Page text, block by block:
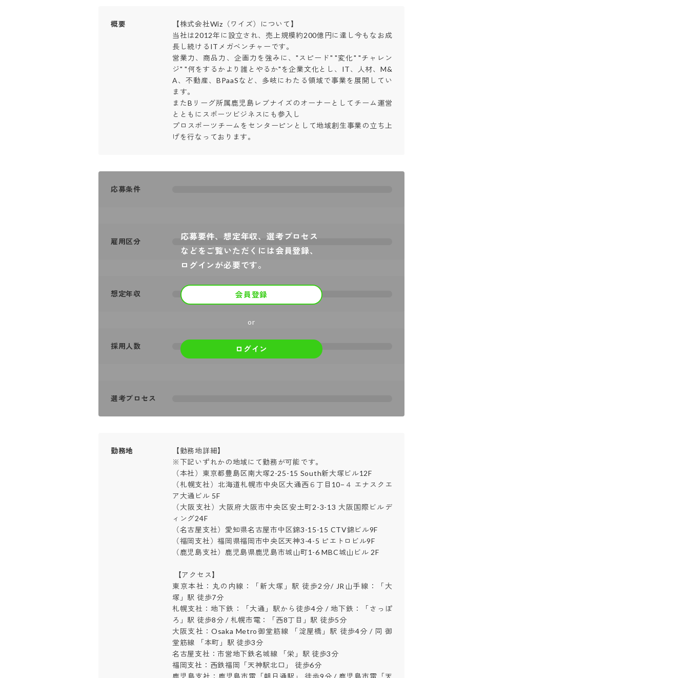
概要
【株式会社Wiz（ワイズ）について】
当社は2012年に設立され、売上規模約200億円に達し今もなお成
長し続けるITメガベンチャーです。
営業力、商品力、企画力を強みに、"スピード" "変化" "チャレン
ジ" "何をするかより誰とやるか"を企業文化とし、IT、人材、M&
A、不動産、BPaaSなど、多岐にわたる領域で事業を展開してい
ます。
またBリーグ所属鹿児島レブナイズのオーナーとしてチーム運営
とともにスポーツビジネスにも参入し
プロスポーツチームをセンターピンとして地域創生事業の立ち上
げを行なっております。
応募要件、想定年収、選考プロセス
などをご覧いただくには会員登録、
ログインが必要です。
会員登録
or
ログイン
応募条件
雇用区分
想定年収
採用人数
選考プロセス
勤務地
【勤務地詳細】
※下記いずれかの地域にて勤務が可能です。
（本社）東京都豊島区南大塚2-25-15 South新大塚ビル12F
（札幌支社）北海道札幌市中央区大通西６丁目10−４ エナスクエ
ア大通ビル 5F
（大阪支社）大阪府大阪市中央区安土町2-3-13 大阪国際ビルデ
ィング24F
（名古屋支社）愛知県名古屋市中区錦3-15-15 CTV錦ビル9F
（福岡支社）福岡県福岡市中央区天神3-4-5 ピエトロビル9F
（鹿児島支社）鹿児島県鹿児島市城山町1-6 MBC城山ビル 2F
東京本社：丸の内線：「新大塚」駅 徒歩2分/ JR山手線：「大
塚」駅 徒歩7分
札幌支社：地下鉄：「大通」駅から徒歩4分 / 地下鉄：「さっぽ
ろ」駅 徒歩8分 / 札幌市電：「西8丁目」駅 徒歩5分
大阪支社：Osaka Metro御堂筋線 「淀屋橋」駅 徒歩4分 / 同 御
堂筋線 「本町」駅 徒歩3分
名古屋支社：市営地下鉄名城線 「栄」駅 徒歩3分
福岡支社：西鉄福岡「天神駅北口」 徒歩6分
鹿児島支社：鹿児島市電「朝日通駅」 徒歩9分 / 鹿児島市電「天